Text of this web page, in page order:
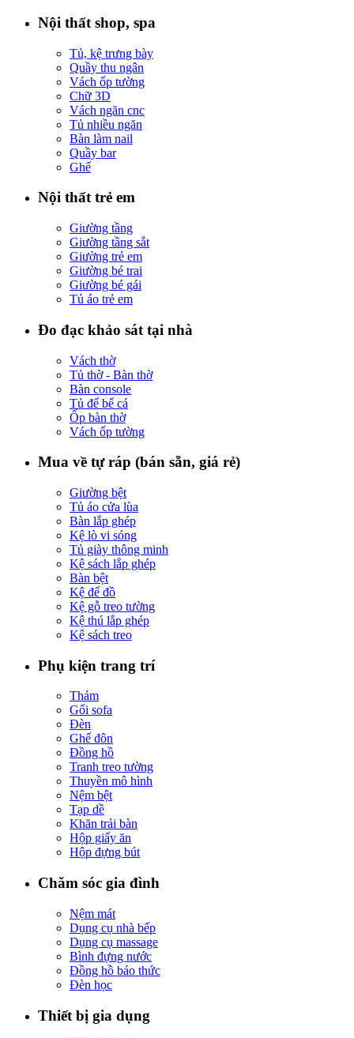
Nội thất shop, spa
Tủ, kệ trưng bày
Quầy thu ngân
Vách ốp tường
Chữ 3D
Vách ngăn cnc
Tủ nhiều ngăn
Bàn làm nail
Quầy bar
Ghế
Nội thất trẻ em
Giường tầng
Giường tầng sắt
Giường trẻ em
Giường bé trai
Giường bé gái
Tủ áo trẻ em
Đo đạc khảo sát tại nhà
Vách thờ
Tủ thờ - Bàn thờ
Bàn console
Tủ để bể cá
Ốp bàn thờ
Vách ốp tường
Mua về tự ráp (bán sẵn, giá rẻ)
Giường bệt
Tủ áo cửa lùa
Bàn lắp ghép
Kệ lò vi sóng
Tủ giày thông minh
Kệ sách lắp ghép
Bàn bệt
Kệ để đồ
Kệ gỗ treo tường
Kệ thú lắp ghép
Kệ sách treo
Phụ kiện trang trí
Thảm
Gối sofa
Đèn
Ghế đôn
Đồng hồ
Tranh treo tường
Thuyền mô hình
Nệm bệt
Tạp dề
Khăn trải bàn
Hộp giấy ăn
Hộp đựng bút
Chăm sóc gia đình
Nệm mát
Dụng cụ nhà bếp
Dụng cụ massage
Bình đựng nước
Đồng hồ báo thức
Đèn học
Thiết bị gia dụng